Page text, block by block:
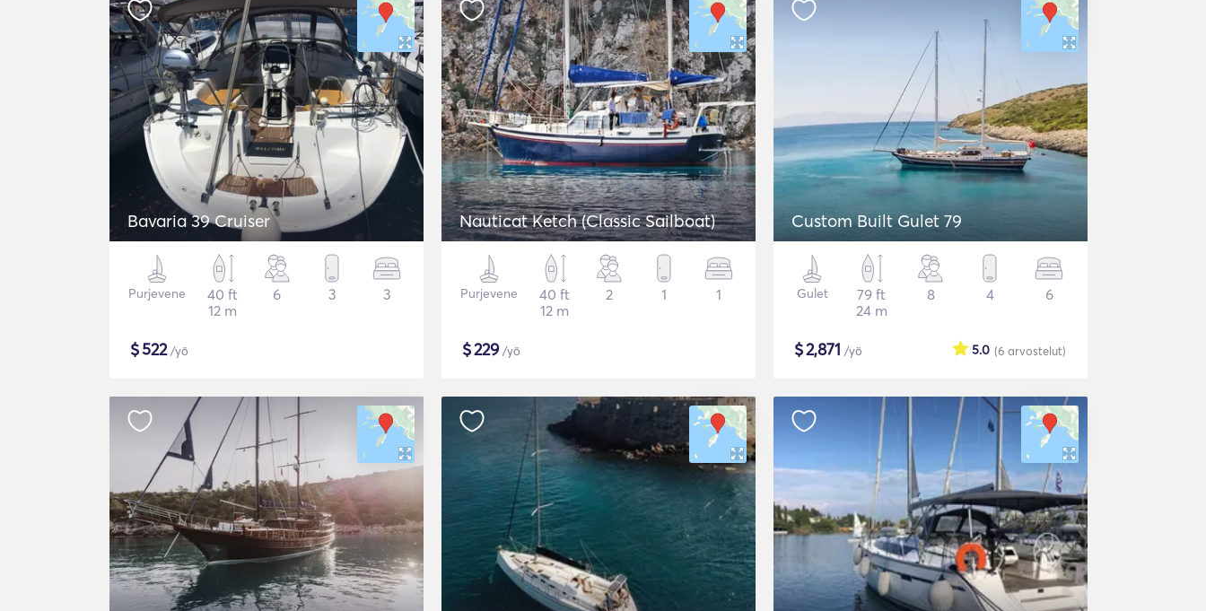
Bavaria 39 Cruiser
Purjevene
40 ft
12 m
6 3 3
$522/yö
Nauticat Ketch (Classic Sailboat)
Purjevene
40 ft
12 m
2 1 1
$229/yö
Custom Built Gulet 79
Gulet
79 ft
24 m
8 4 6
$2,871 /yö (6 arvostelut)
5.0